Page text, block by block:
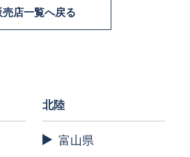
売店一覧へ戻る
北陸
富山県